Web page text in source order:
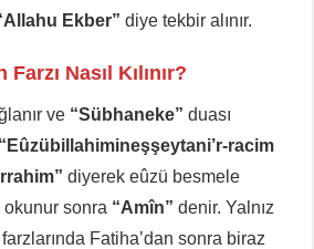
Ekber” diye tekbir alınır.
Nasıl Kılınır?
ve “Sübhaneke” duası
“Eûzübillahimineşşeytani’r-racim
diyerek eûzü besmele
sonra “Amîn” denir. Yalnız
Fatiha’dan sonra biraz